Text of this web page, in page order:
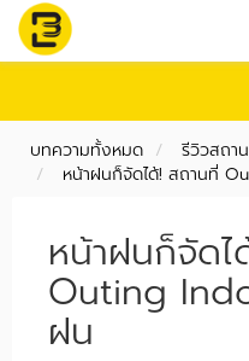
บทความทั้งหมด
รีวิวสถา
หน้าฝนก็จัดได้! สถานที่
หน้าฝนก็จัด
Outing
ฝน